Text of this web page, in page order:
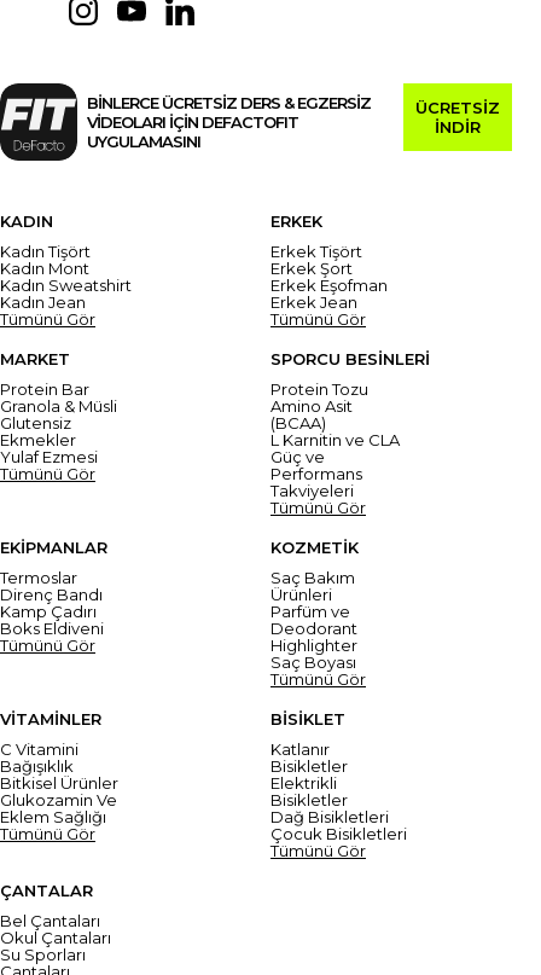
BİNLERCE ÜCRETSİZ DERS & EGZERSİZ
VİDEOLARI İÇİN DEFACTOFIT
UYGULAMASINI
ÜCRETSİZ
İNDİR
KADIN
Kadın Tişört
Kadın Mont
Kadın Sweatshirt
Kadın Jean
Tümünü Gör
ERKEK
Erkek Tişört
Erkek Şort
Erkek Eşofman
Erkek Jean
Tümünü Gör
MARKET
Protein Bar
Granola & Müsli
Glutensiz
Ekmekler
Yulaf Ezmesi
Tümünü Gör
SPORCU BESİNLERİ
Protein Tozu
Amino Asit
(BCAA)
L Karnitin ve CLA
Güç ve
Performans
Takviyeleri
Tümünü Gör
EKİPMANLAR
Termoslar
Direnç Bandı
Kamp Çadırı
Boks Eldiveni
Tümünü Gör
KOZMETİK
Saç Bakım
Ürünleri
Parfüm ve
Deodorant
Highlighter
Saç Boyası
Tümünü Gör
VİTAMİNLER
C Vitamini
Bağışıklık
Bitkisel Ürünler
Glukozamin Ve
Eklem Sağlığı
Tümünü Gör
BİSİKLET
Katlanır
Bisikletler
Elektrikli
Bisikletler
Dağ Bisikletleri
Çocuk Bisikletleri
Tümünü Gör
ÇANTALAR
Bel Çantaları
Okul Çantaları
Su Sporları